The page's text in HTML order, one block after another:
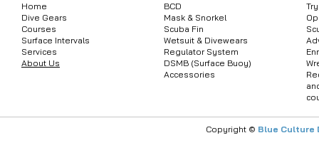
Home
Dive Gears
Courses
Surface Intervals
Services
About Us
BCD
Mask & Snorkel
Scuba Fin
Wetsuit & Divewears
Regulator System
DSMB (Surface Buoy)
Accessories
Copyright © Blue Culture